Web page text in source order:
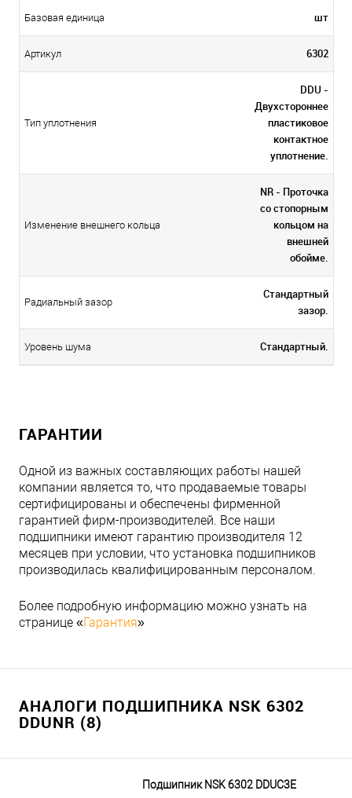
Базовая единица шт
Артикул 6302
Тип уплотнения
DDU -
Двухстороннее
пластиковое
контактное
уплотнение.
Изменение внешнего кольца
NR - Проточка
со стопорным
кольцом на
внешней
обойме.
Радиальный зазор
Стандартный
зазор.
Уровень шума Стандартный.
ГАРАНТИИ
Одной из важных составляющих работы нашей
компании является то, что продаваемые товары
сертифицированы и обеспечены фирменной
гарантией фирм-производителей. Все наши
подшипники имеют гарантию производителя 12
месяцев при условии, что установка подшипников
производилась квалифицированным персоналом.
Более подробную информацию можно узнать на
странице «Гарантия»
АНАЛОГИ ПОДШИПНИКА NSK 6302
DDUNR (8)
Подшипник NSK 6302 DDUC3E